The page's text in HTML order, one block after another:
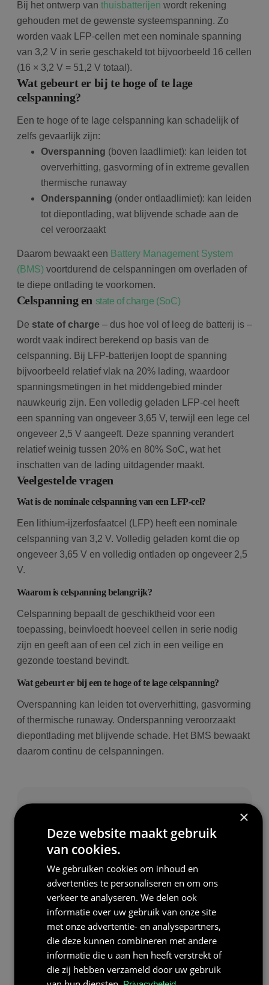
Bij het ontwerp van thuisbatterijen wordt rekening
gehouden met de gewenste systeemspanning. Zo
worden vaak LFP-cellen met een nominale spanning
van 3,2 V in serie geschakeld tot bijvoorbeeld 16 cellen
(16 × 3,2 V = 51,2 V totaal).
Wat gebeurt er bij te hoge of te lage
celspanning?
Een te hoge of te lage celspanning kan schadelijk of
zelfs gevaarlijk zijn:
Overspanning (boven laadlimiet): kan leiden tot
oververhitting, gasvorming of in extreme gevallen
thermische runaway
Onderspanning (onder ontlaadlimiet): kan leiden
tot diepontlading, wat blijvende schade aan de
cel veroorzaakt
Daarom bewaakt een Battery Management System
(BMS)voortdurend de celspanningen om overladen of
te diepe ontlading te voorkomen.
Celspanning en state of charge (SoC)
De state of charge– dus hoe vol of leeg de batterij is –
wordt vaak indirect berekend op basis van de
celspanning. Bij LFP-batterijen loopt de spanning
bijvoorbeeld relatief vlak na 20% lading, waardoor
spanningsmetingen in het middengebied minder
nauwkeurig zijn. Een volledig geladen LFP-cel heeft
een spanning van ongeveer 3,65 V, terwijl een lege cel
ongeveer 2,5 V aangeeft. Deze spanning verandert
relatief weinig tussen 20% en 80% SoC, wat het
inschatten van de lading uitdagender maakt.
Veelgestelde vragen
Wat is de nominale celspanning van een LFP-cel?
Een lithium-ijzerfosfaatcel (LFP) heeft een nominale
celspanning van 3,2 V. Volledig geladen komt die op
ongeveer 3,65 V en volledig ontladen op ongeveer 2,5
V.
Waarom is celspanning belangrijk?
Celspanning bepaalt de geschiktheid voor een
toepassing, beinvloedt hoeveel cellen in serie nodig
zijn en geeft aan of een cel zich in een veilige en
gezonde toestand bevindt.
Wat gebeurt er bij een te hoge of te lage celspanning?
Overspanning kan leiden tot oververhitting, gasvorming
of thermische runaway. Onderspanning veroorzaakt
diepontlading met blijvende schade. Het BMS bewaakt
daarom continu de celspanningen.
De celspanning is de basismaat voor het
elektrische potentieel van een individuele
batterijcel. Ze bepaalt hoe een batterijpakket
wordt samengesteld en hoe veilig en efficiënt
het systeem functioneert.
In energieopslagsystemen is nauwkeurige
bewaking van de celspanning essentieel om de
prestaties en levensduur van de batterij te
garanderen en om risico’s zoals overspanning of
diepontlading te voorkomen.
×
Deze website maakt gebruik
van cookies.
We gebruiken cookies om inhoud en
advertenties te personaliseren en om ons
verkeer te analyseren. We delen ook
informatie over uw gebruik van onze site
met onze advertentie- en analysepartners,
die deze kunnen combineren met andere
informatie die u aan hen heeft verstrekt of
die zij hebben verzameld door uw gebruik